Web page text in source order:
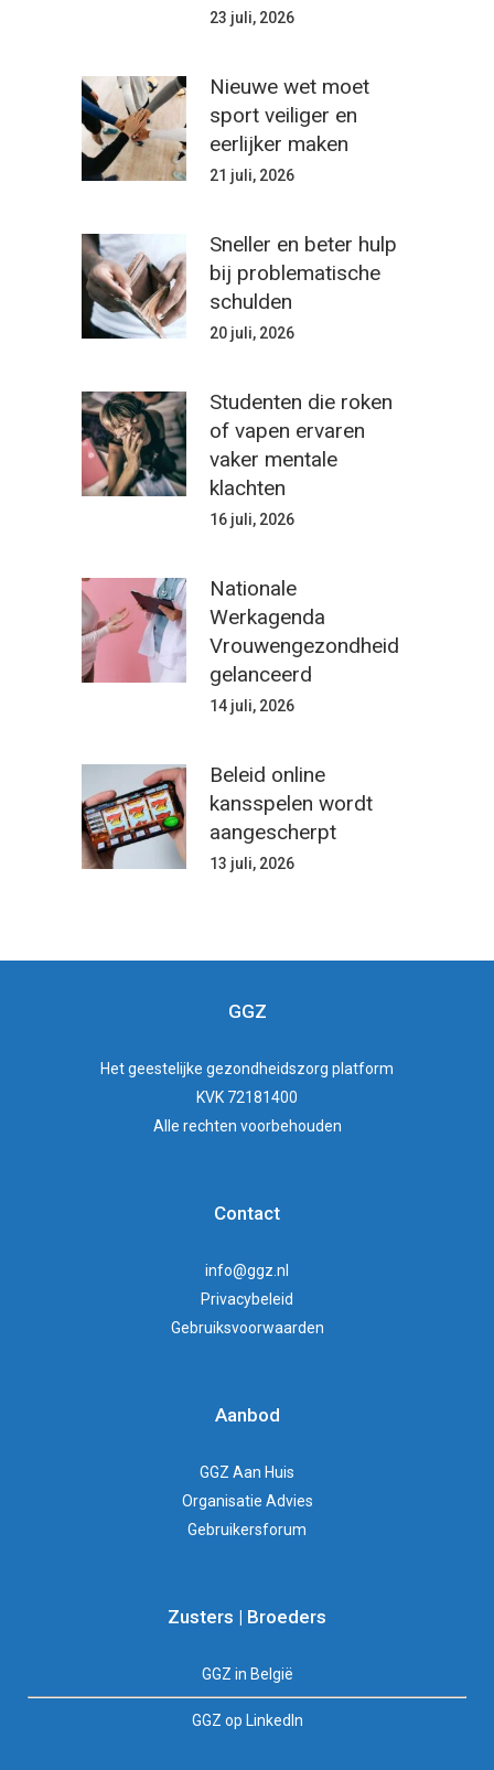
23 juli, 2026
Nieuwe wet moet
sport veiliger en
eerlijker maken
21 juli, 2026
Sneller en beter hulp
bij problematische
schulden
20 juli, 2026
Studenten die roken
of vapen ervaren
vaker mentale
klachten
16 juli, 2026
Nationale
Werkagenda
Vrouwengezondheid
gelanceerd
14 juli, 2026
Beleid online
kansspelen wordt
aangescherpt
13 juli, 2026
GGZ
Hetgeestelijke gezondheidszorg platform
KVK 72181400
Alle rechten voorbehouden
Contact
info@ggz.nl
Privacybeleid
Gebruiksvoorwaarden
Aanbod
GGZ Aan Huis
Organisatie Advies
Gebruikersforum
Zusters | Broeders
GGZ in België
GGZ op LinkedIn